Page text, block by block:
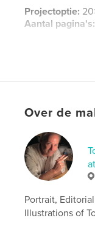
Projectoptie:
Aantal pagina's:
Paperback:
Trefwoorden
Over de
Portrait,
Illustrations of